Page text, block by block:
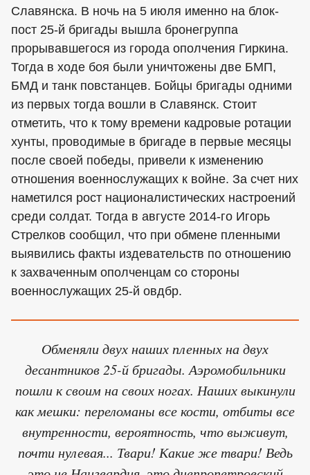
Славянска. В ночь на 5 июля именно на блок-
пост 25-й бригады вышла бронегруппа
прорывавшегося из города ополчения Гиркина.
Тогда в ходе боя были уничтожены две БМП,
БМД и танк повстанцев. Бойцы бригады одними
из первых тогда вошли в Славянск. Стоит
отметить, что к тому времени кадровые ротации
хунты, проводимые в бригаде в первые месяцы
после своей победы, привели к изменению
отношения военнослужащих к войне. За счет них
наметился рост националистических настроений
среди солдат. Тогда в августе 2014-го Игорь
Стрелков сообщил, что при обмене пленными
выявились факты издевательств по отношению
к захваченным ополченцам со стороны
военнослужащих 25-й овдбр.
Обменяли двух наших пленных на двух
десантников 25-й бригады. Аэромобильники
пошли к своим на своих ногах. Наших выкинули
как мешки: переломаны все кости, отбиты все
внутренности, вероятность, что выживут,
почти нулевая... Твари! Какие же твари! Ведь